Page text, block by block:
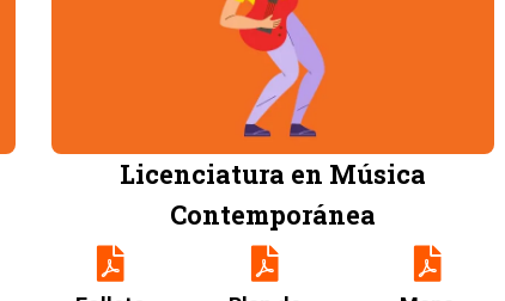
Licenciatura en Música
Contemporánea